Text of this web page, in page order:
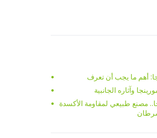
أهم ما يجب أن تعرف
وآثاره الجانبية
مصنع طبيعي لمقاومة الأكسدة